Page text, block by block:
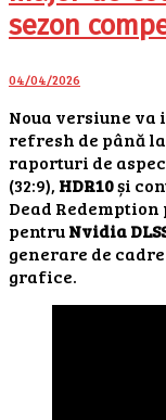
sezon
04/04/2026
Noua versiune
refresh de până la
raporturi de
(32:9), HDR10și
Dead Redemption
pentruNvidia
generare de
grafice.